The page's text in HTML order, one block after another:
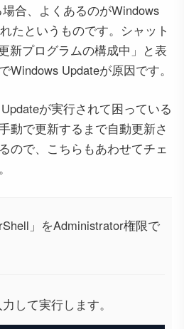
合、よくあるのがWindows
たというものです。シャット
新プログラムの構成中」と表
Windows Updateが原因です。
が実行されて困っている
動で更新するまで自動更新さ
ので、こちらもあわせてチェ
」をAdministrator権限で
して実行します。